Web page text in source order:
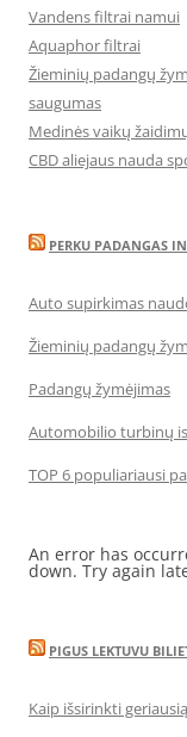
Vandens filtrai namui
Aquaphor filtrai
Žieminių padangų
saugumas
Medinės vaikų
CBD aliejaus nauda
PERKU PADANGAS
Auto supirkimas
Žieminių padangų
Padangų žymėjimas
Automobilio turbinų
TOP 6 populiariausi
An error has
down. Try again
PIGUS LEKTUVU
Kaip išsirinkti